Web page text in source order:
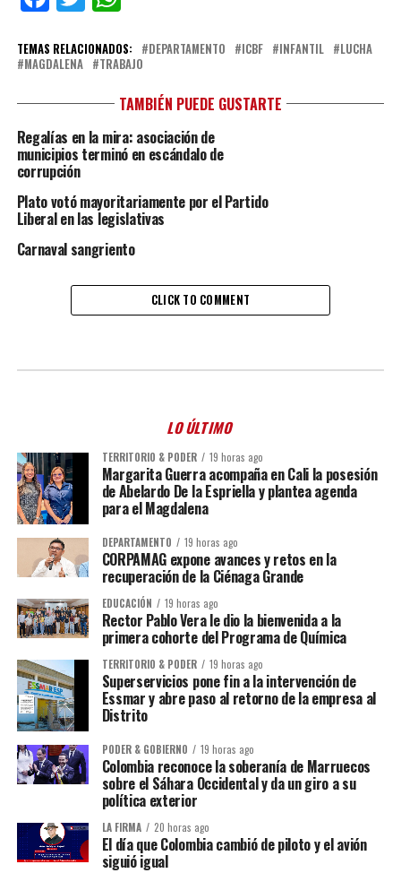
TEMAS RELACIONADOS: DEPARTAMENTO ICBF INFANTIL
LUCHA
MAGDALENA
TRABAJO
TAMBIÉN PUEDE GUSTARTE
Regalías en la mira: asociación de
municipios terminó en escándalo de
corrupción
Plato votó mayoritariamente por el Partido
Liberal en las legislativas
Carnaval sangriento
CLICK TO COMMENT
LO ÚLTIMO
TERRITORIO & PODER 19 horas ago
Margarita Guerra acompaña en Cali la posesión
de Abelardo De la Espriella y plantea agenda
para el Magdalena
DEPARTAMENTO 19 horas ago
CORPAMAG expone avances y retos en la
recuperación de la Ciénaga Grande
EDUCACIÓN 19 horas ago
Rector Pablo Vera le dio la bienvenida a la
primera cohorte del Programa de Química
TERRITORIO & PODER 19 horas ago
Superservicios pone fin a la intervención de
Essmar y abre paso al retorno de la empresa al
Distrito
PODER & GOBIERNO 19 horas ago
Colombia reconoce la soberanía de Marruecos
sobre el Sáhara Occidental y da un giro a su
política exterior
LA FIRMA 20 horas ago
El día que Colombia cambió de piloto y el avión
siguió igual